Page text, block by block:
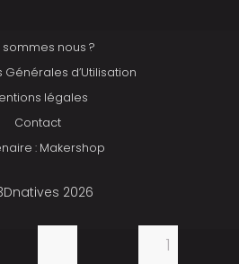
1
sommes nous ?
Générales d’Utilisation
légales
Contact
: Makershop
2026